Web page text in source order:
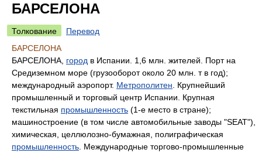
БАРСЕЛОНА
Толкование
Перевод
БАРСЕЛОНА
БАРСЕЛОНА, город в Испании. 1,6 млн. жителей. Порт на
Средиземном море (грузооборот около 20 млн. т в год);
международный аэропорт. Метрополитен . Крупнейший
промышленный и торговый центр Испании. Крупная
текстильная промышленность (1-е место в стране);
машиностроение (в том числе автомобильные заводы "SEAT"),
химическая, целлюлозно-бумажная, полиграфическая
промышленность . Международные торгово-промышленные